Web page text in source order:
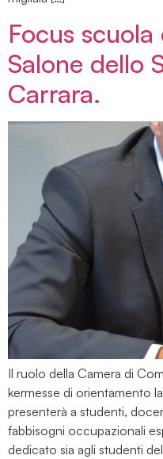
Focus scuola
Salone dello
Carrara.
Il ruolo della Camera di
kermesse di orientamento
presenterà a studenti,
fabbisogni occupazionali
dedicato sia agli studenti